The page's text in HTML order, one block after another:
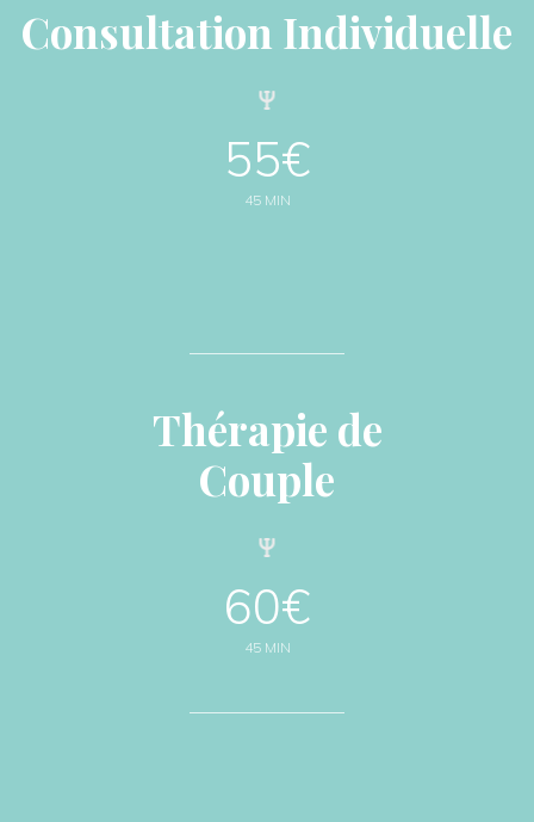
Consultation Individuelle
55€
45 MIN
Thérapie de
Couple
60€
45 MIN